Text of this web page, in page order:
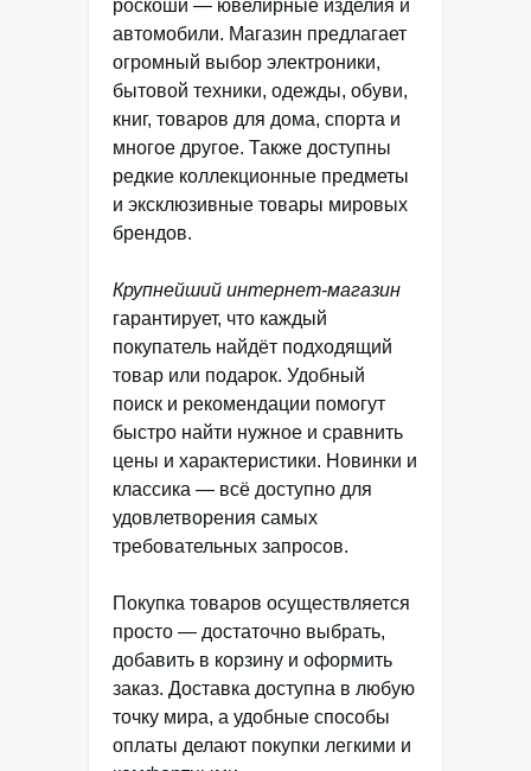
роскоши — ювелирные изделия и
автомобили. Магазин предлагает
огромный выбор электроники,
бытовой техники, одежды, обуви,
книг, товаров для дома, спорта и
многое другое. Также доступны
редкие коллекционные предметы
и эксклюзивные товары мировых
брендов.
Крупнейший интернет-магазин
гарантирует, что каждый
покупатель найдёт подходящий
товар или подарок. Удобный
поиск и рекомендации помогут
быстро найти нужное и сравнить
цены и характеристики. Новинки и
классика — всё доступно для
удовлетворения самых
требовательных запросов.
Покупка товаров осуществляется
просто — достаточно выбрать,
добавить в корзину и оформить
заказ. Доставка доступна в любую
точку мира, а удобные способы
оплаты делают покупки легкими и